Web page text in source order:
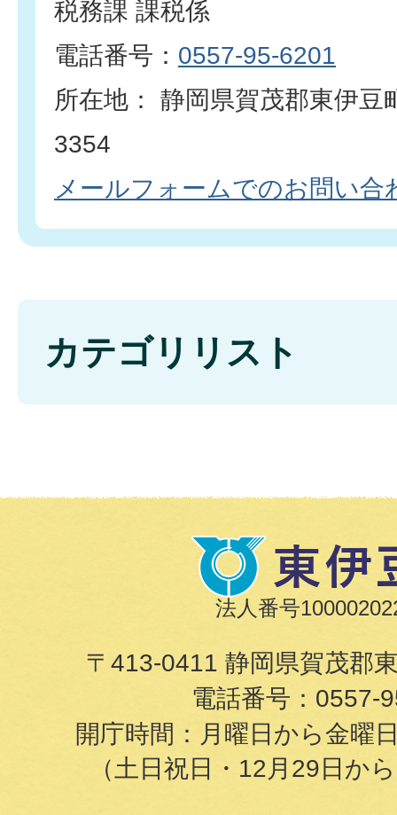
税務課 課税係
電話番号： 0557-95-6201
所在地： 静岡県賀茂郡東伊豆
3354
メールフォームでのお問い合
カテゴリリスト
法人番号
〒413-0411 静岡県賀茂郡
電話番号： 0557-
開庁時間：月曜日から金曜
（土日祝日・12月29日か